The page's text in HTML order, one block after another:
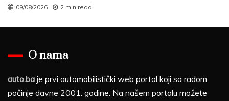
09/08/2026 2 min read
O nama
auto.ba je prvi automobilistički web portal koji sa radom
počinje davne 2001. godine. Na našem portalu možete